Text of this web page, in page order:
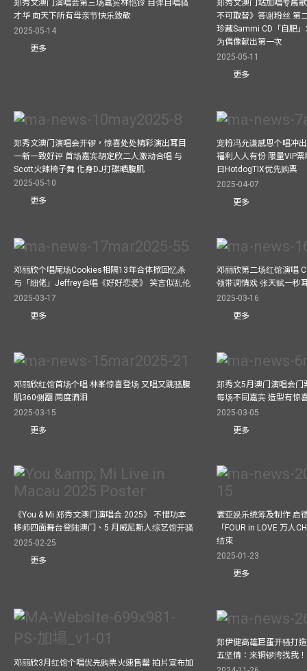
郑秀文澳门演唱会第三场嘉宾林恺铃 自弹自唱骚
才华 向天下所有母亲节快乐致敬
2025-05-14
更多
郑秀文澳门站加唱专属
不可取替》答谢粉丝 第
珍藏Sammi CD「自肥
为偶像献出第一次
2025-05-11
更多
郑秀文澳门演唱会开锣，惊喜处处精彩演出耳目
一新一致好评 首场嘉宾胡定欣二人激动合唱 与
Scott火辣椅子舞 化身DJ打碟晒腹肌
2025-05-10
更多
宠粉冯允谦感恩个唱冲
福利人人有份 限量VIP
日HotdogTIX优先购票
2025-04-07
更多
邓丽欣个唱尾场Cookies相隔13年合体掀回忆杀
与「细佬」Jeffrey合唱《好好恋爱》 笑言似乱伦
2025-03-17
更多
邓丽欣第二场红馆演唱
领带调情戏 张天赋一秒
2025-03-16
更多
邓丽欣红馆首场个唱 林峯惊喜登场 又唱又跳骚腹
肌360侧翻 两度洒泪
2025-03-15
更多
郑秀文5月澳门演唱会
每场不同嘉宾 造型有惊
2025-03-05
更多
《You & Mi 郑秀文澳门演唱会 2025》 不惜功本
移师四面舞台登陆澳门、5 月威尼斯人综艺馆开骚
2025-02-25
更多
寰亚娱乐统筹及制作 启
「FOUR in LOVE 万人
结束
2025-01-23
更多
邓丽欣3月红馆个唱优先购票火速售罄 拍片宣布加
郑伊健高雄巨蛋开骚打
五坚情：来铜锣湾找我！